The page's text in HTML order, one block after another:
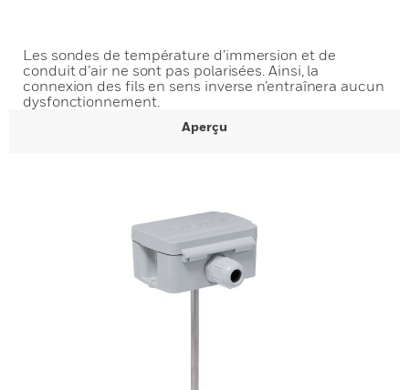
Les sondes de température d’immersion et de
conduit d’air ne sont pas polarisées. Ainsi, la
connexion des fils en sens inverse n’entraînera aucun
dysfonctionnement.
Aperçu